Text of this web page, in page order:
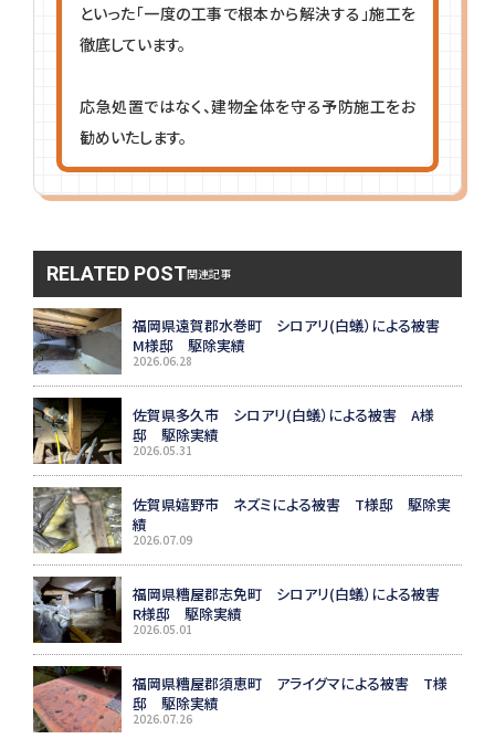
といった「一度の工事で根本から解決する」施工を
徹底しています。
応急処置ではなく、建物全体を守る予防施工をお
勧めいたします。
RELATED POST関連記事
福岡県遠賀郡水巻町 シロアリ(白蟻）による被害
M様邸 駆除実績
2026.06.28
佐賀県多久市 シロアリ(白蟻）による被害 A様
邸 駆除実績
2026.05.31
佐賀県嬉野市 ネズミによる被害 T様邸 駆除実
績
2026.07.09
福岡県糟屋郡志免町 シロアリ(白蟻）による被害
R様邸 駆除実績
2026.05.01
福岡県糟屋郡須恵町 アライグマによる被害 T様
邸 駆除実績
2026.07.26